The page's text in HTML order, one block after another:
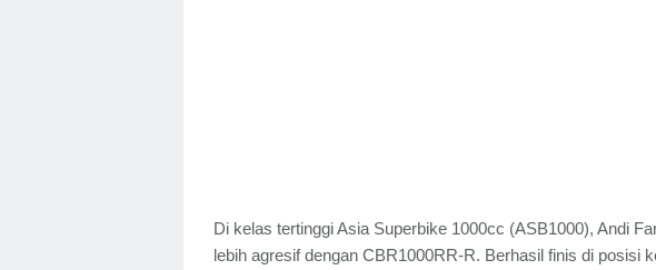
Di kelas tertinggi Asia Superbike 1000cc (ASB1000), Andi
lebih agresif dengan CBR1000RR-R. Berhasil finis di posisi